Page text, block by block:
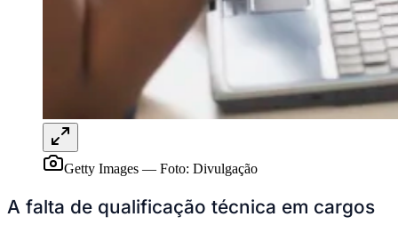
NHL
Atletismo
Vôlei
NBB
Competições de Futebol
Getty Images — Foto: Divulgação
A falta de qualificação técnica em cargos